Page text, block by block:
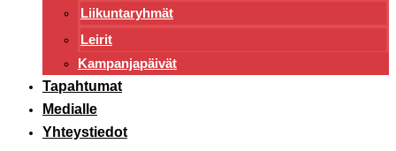
Liikuntaryhmät
Leirit
Kampanjapäivät
Tapahtumat
Medialle
Yhteystiedot